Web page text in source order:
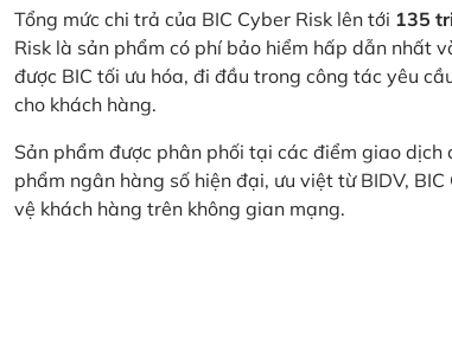
Tổng mức chi trả của BIC Cyber Risk lên tới 135
Risk là sản phẩm có phí bảo hiểm hấp dẫn nhất
được BIC tối ưu hóa, đi đầu trong công tác yêu
cho khách hàng.
Sản phẩm được phân phối tại các điểm giao
phẩm ngân hàng số hiện đại, ưu việt từ BIDV,
vệ khách hàng trên không gian mạng.